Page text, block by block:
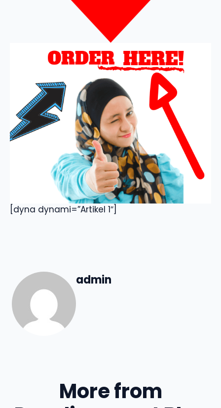
[dyna dynami=”Artikel 1″]
admin
More from